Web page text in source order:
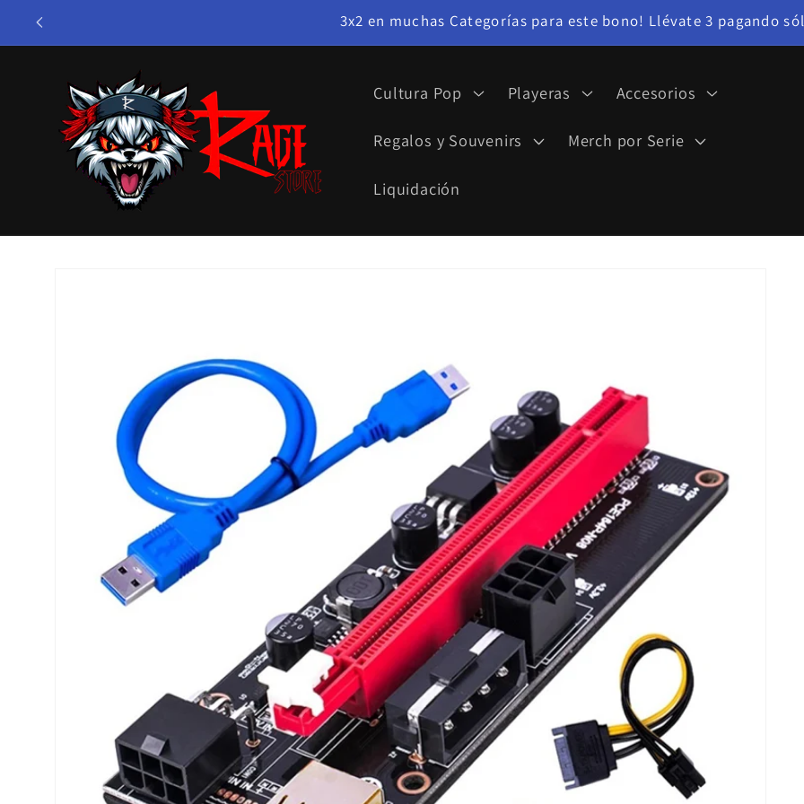
directamente
al contenido
3x2 en muchas Categorías para este bono! Llévate 3 pagando
Cultura Pop Playeras Accesorios
Regalos y Souvenirs Merch por Serie
Liquidación